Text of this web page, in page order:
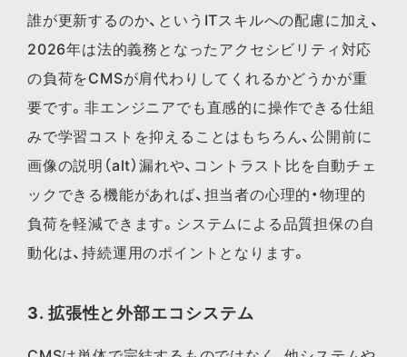
誰が更新するのか、というITスキルへの配慮に加え、
2026年は法的義務となったアクセシビリティ対応
の負荷をCMSが肩代わりしてくれるかどうかが重
要です。非エンジニアでも直感的に操作できる仕組
みで学習コストを抑えることはもちろん、公開前に
画像の説明（alt）漏れや、コントラスト比を自動チェ
ックできる機能があれば、担当者の心理的・物理的
負荷を軽減できます。システムによる品質担保の自
動化は、持続運用のポイントとなります。
3. 拡張性と外部エコシステム